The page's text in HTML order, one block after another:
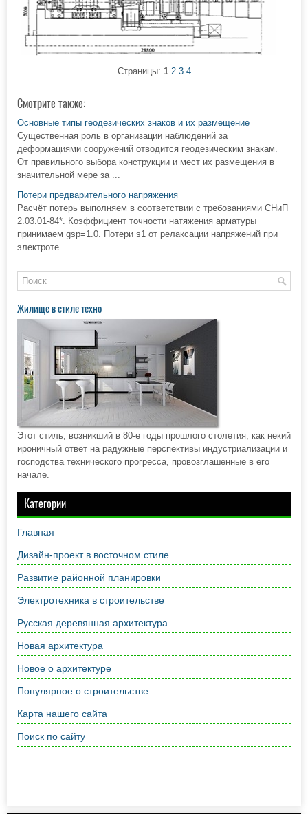
Страницы: 1 2 3 4
Смотрите также:
Основные типы геодезических знаков и их размещение
Существенная роль в организации наблюдений за
деформациями сооружений отводится геодезическим знакам.
От правильного выбора конструкции и мест их размещения в
значительной мере за ...
Потери предварительного напряжения
Расчёт потерь выполняем в соответствии с требованиями СНиП
2.03.01-84*. Коэффициент точности натяжения арматуры
принимаем gsp=1.0. Потери s1 от релаксации напряжений при
электроте ...
Жилище в стиле техно
Этот стиль, возникший в 80-е годы прошлого столетия, как некий
ироничный ответ на радужные перспективы индустриализации и
господства технического прогресса, провозглашенные в его
начале.
Категории
Главная
Дизайн-проект в восточном стиле
Развитие районной планировки
Электротехника в строительстве
Русская деревянная архитектура
Новая архитектура
Новое о архитектуре
Популярное о строительстве
Карта нашего сайта
Поиск по сайту